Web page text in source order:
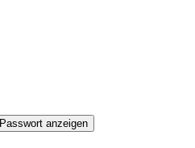
Passwort anzeigen